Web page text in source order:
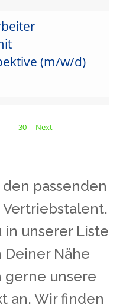
(m/w/d)
… 30 Next
passenden
in unserer Liste
Deiner Nähe
gerne unsere
an. Wir finden